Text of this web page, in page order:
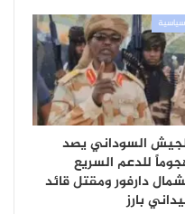
سياسية
السوداني يصد
للدعم السريع
دارفور ومقتل قائد
بارز